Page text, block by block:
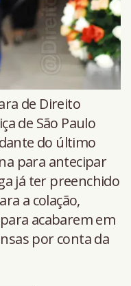
de Direito
de São Paulo
do último
para antecipar
já ter preenchido
a colação,
acabarem em
por conta da